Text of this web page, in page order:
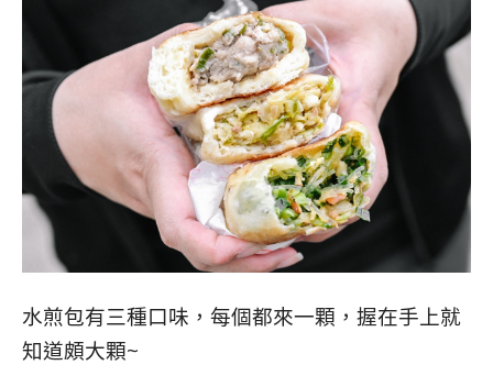
水煎包有三種口味，每個都來一顆，握在手上就
知道頗大顆~